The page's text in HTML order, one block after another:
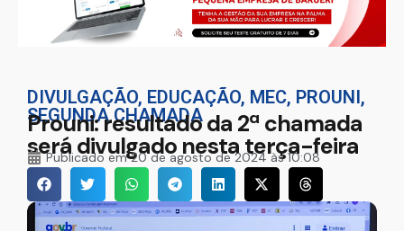
DIVULGAÇÃO, EDUCAÇÃO, MEC, PROUNI,
SEGUNDA CHAMADA
Prouni: resultado da 2ª chamada
será divulgado nesta terça-feira
Publicado em20 de agosto de 2024 às 10:08